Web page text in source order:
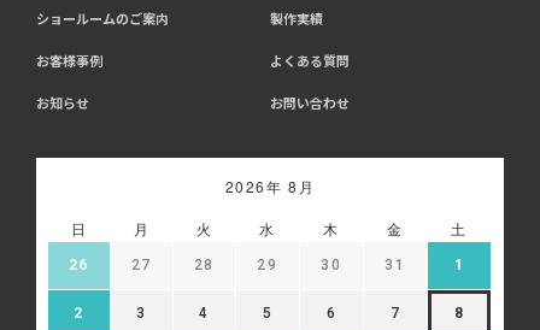
ィクス」を利用しています。Google アナリティクスは、
特定する情報は取得していません。収集される情報は、
す。
https://marketingplatform.google.com/about/analytics/
・Google プライバシーポリシー:
・Google アナリティクス オプトアウト アドオン:
13-2 広告配信について、当社はGoogle等の第三者広告
配信事業者を利用しており、当該第三者がCookie等によ
ってお客様のウェブサイトへの訪問・行動履歴情報を取
ショールームのご案内 製作実績
お客様事例 よくある質問
お知らせ お問い合わせ
2026年 8月
日 月 火 水 木 金 土
26 27 28 29 30 31 1
2 3 4 5 6 7 8